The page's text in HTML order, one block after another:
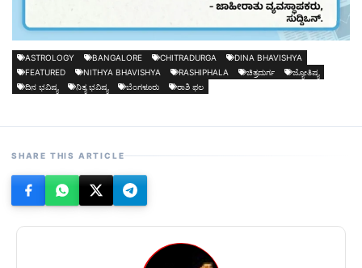
ASTROLOGY BANGALORE CHITRADURGA
DINA BHAVISHYA
FEATURED
NITHYA BHAVISHYA RASHIPHALA ಚಿತ್ರದುರ್ಗ
ಜ್ಯೋತಿಷ್ಯ
ದಿನ ಭವಿಷ್ಯ
ನಿತ್ಯ ಭವಿಷ್ಯ ಬೆಂಗಳೂರು ರಾಶಿ ಫಲ
SHARE THIS ARTICLE